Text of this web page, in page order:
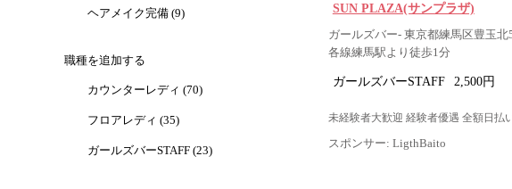
ヘアメイク完備 (9)
職種を追加する
カウンターレディ (70)
フロアレディ (35)
ガールズバーSTAFF (23)
SUN PLAZA(サンプラザ)
ガールズバー- 東京都練馬区豊玉
各線練馬駅より徒歩1分
ガールズバーSTAFF 2,500円
未経験者大歓迎 経験者優遇 全額日払
スポンサー: LigthBaito